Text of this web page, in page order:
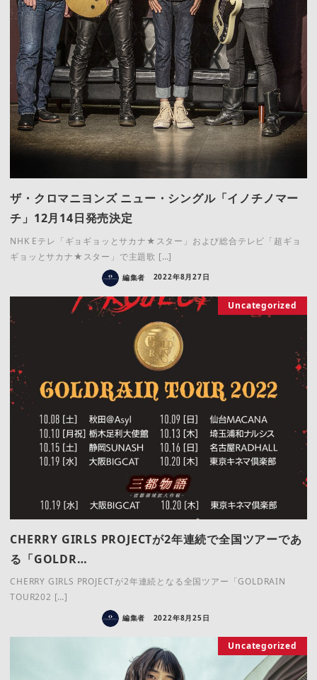
ザ・クロマニヨンズ ニュー・シングル「イノチノマー
チ」12月14日発売決定
NHK Eテレ「ギョギョッとサカナ★スター」および総合テレビ「超ギョ
ギョッとサカナ★スター」で主題歌 […]
編集者 2022年8月27日
Uncategorized
CHERRY GIRLS PROJECTが2年連続で全国ツアーであ
る「GOLDR…
CHERRY GIRLS PROJECTが2年連続となる全国ツアー「GOLDRAIN
TOUR202 […]
編集者 2022年8月25日
Uncategorized